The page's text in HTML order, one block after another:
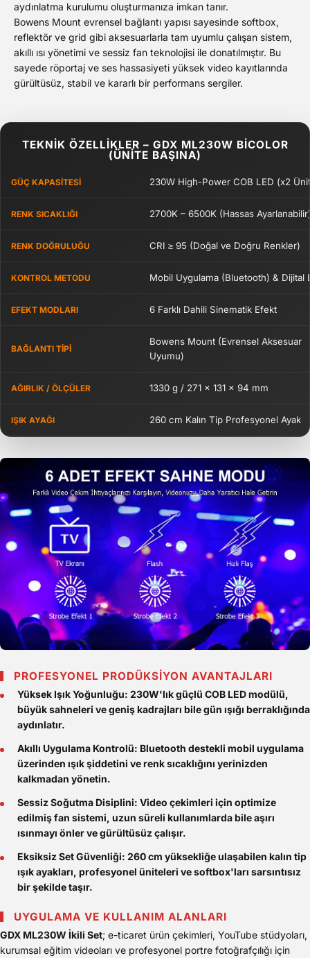
aydınlatma kurulumu oluşturmanıza imkan tanır.
Bowens Mount evrensel bağlantı yapısı sayesinde softbox,
reflektör ve grid gibi aksesuarlarla tam uyumlu çalışan sistem,
akıllı ısı yönetimi ve sessiz fan teknolojisi ile donatılmıştır. Bu
sayede röportaj ve ses hassasiyeti yüksek video kayıtlarında
gürültüsüz, stabil ve kararlı bir performans sergiler.
TEKNİK ÖZELLİKLER – GDX ML230W BICOLOR
(ÜNITE BAŞINA)
GÜÇ KAPASITESI 230W High-Power COB LED (x2
RENK SICAKLIĞI 2700K – 6500K (Hassas
RENK DOĞRULUĞU CRI ≥ 95 (Doğal ve Doğru Renkler)
KONTROL METODU Mobil Uygulama (Bluetooth) & Dijital
EFEKT MODLARI 6 Farklı Dahili Sinematik Efekt
BAĞLANTI TIPI
Bowens Mount (Evrensel Aksesuar
Uyumu)
AĞIRLIK / ÖLÇÜLER 1330 g / 271 × 131 × 94 mm
IŞIK AYAĞI 260 cm Kalın Tip Profesyonel Ayak
PROFESYONEL PRODÜKSİYON AVANTAJLARI
Yüksek Işık Yoğunluğu: 230W'lık güçlü COB LED modülü,
büyük sahneleri ve geniş kadrajları bile gün ışığı berraklığında
aydınlatır.
Akıllı Uygulama Kontrolü: Bluetooth destekli mobil uygulama
üzerinden ışık şiddetini ve renk sıcaklığını yerinizden
kalkmadan yönetin.
Sessiz Soğutma Disiplini: Video çekimleri için optimize
edilmiş fan sistemi, uzun süreli kullanımlarda bile aşırı
ısınmayı önler ve gürültüsüz çalışır.
Eksiksiz Set Güvenliği: 260 cm yüksekliğe ulaşabilen kalın tip
ışık ayakları, profesyonel üniteleri ve softbox'ları sarsıntısız
bir şekilde taşır.
UYGULAMA VE KULLANIM ALANLARI
GDX ML230W İkili Set; e-ticaret ürün çekimleri, YouTube stüdyoları,
kurumsal eğitim videoları ve profesyonel portre fotoğrafçılığı için